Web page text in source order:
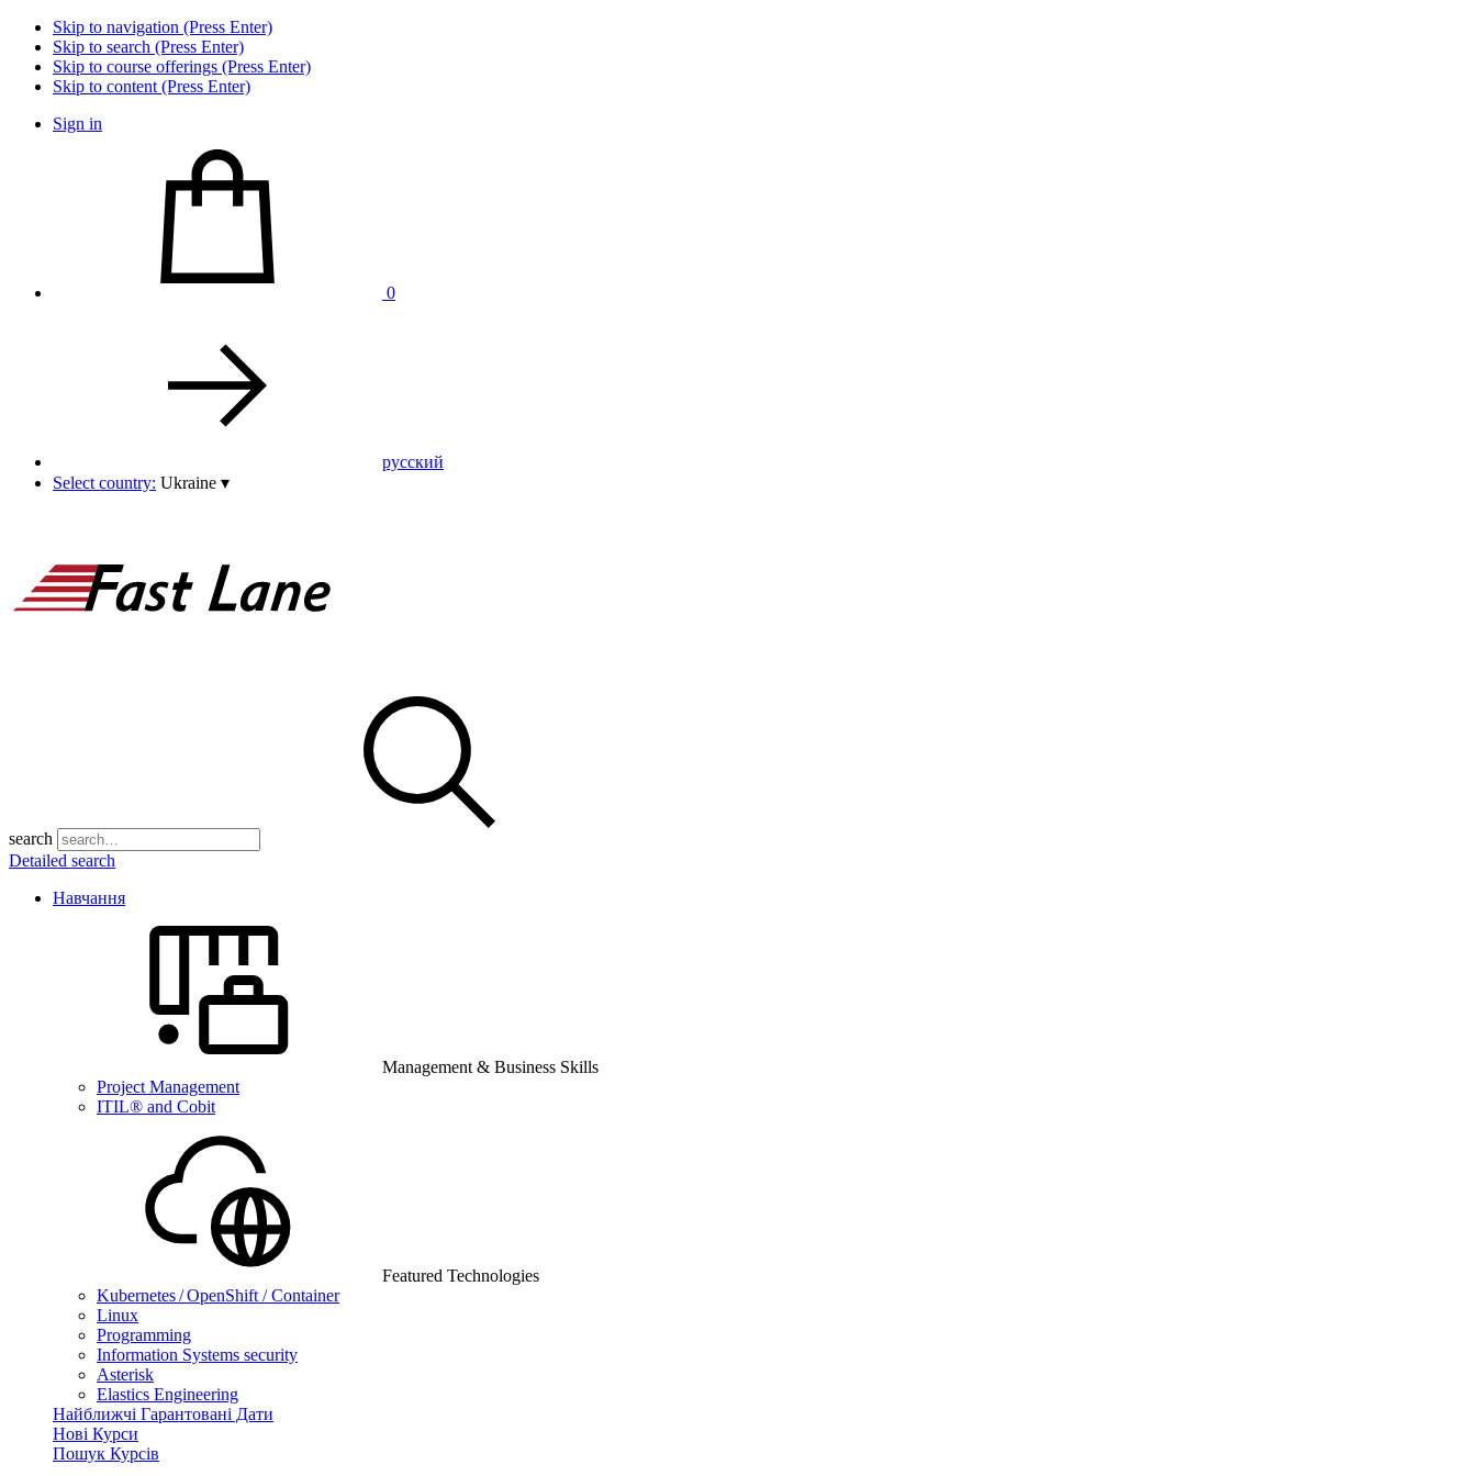
Skip to navigation (Press Enter)
Skip to search (Press Enter)
Skip to course offerings (Press Enter)
Skip to content (Press Enter)
Sign in
0
pусский
Select country: Ukraine ▾
search
Detailed search
Навчання
Management & Business Skills
Project Management
ITIL® and Cobit
Featured Technologies
Kubernetes / OpenShift / Container
Linux
Programming
Information Systems security
Asterisk
Elastics Engineering
Найближчі Гарантовані Дати
Нові Курси
Пошук Курсів